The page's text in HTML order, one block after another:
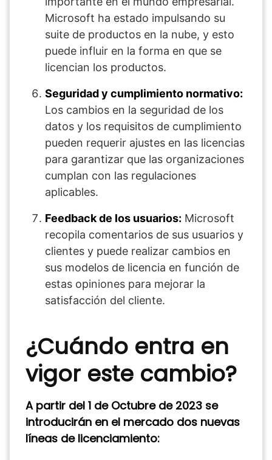
Microsoft ha estado impulsando su
suite de productos en la nube, y esto
puede influir en la forma en que se
licencian los productos.
Seguridad y cumplimiento normativo:
Los cambios en la seguridad de los
datos y los requisitos de cumplimiento
pueden requerir ajustes en las licencias
para garantizar que las organizaciones
cumplan con las regulaciones
aplicables.
Feedback de los usuarios: Microsoft
recopila comentarios de sus usuarios y
clientes y puede realizar cambios en
sus modelos de licencia en función de
estas opiniones para mejorar la
satisfacción del cliente.
¿Cuándo entra en
vigor este cambio?
A partir del 1 de Octubre de 2023 se
introducirán en el mercado dos nuevas
líneas de licenciamiento: